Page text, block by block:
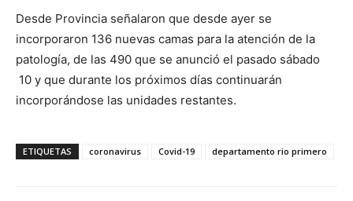
Desde Provincia señalaron que desde ayer se
incorporaron 136 nuevas camas para la atención de la
patología, de las 490 que se anunció el pasado sábado
10 y que durante los próximos días continuarán
incorporándose las unidades restantes.
ETIQUETAS coronavirus Covid-19 departamento rio primero